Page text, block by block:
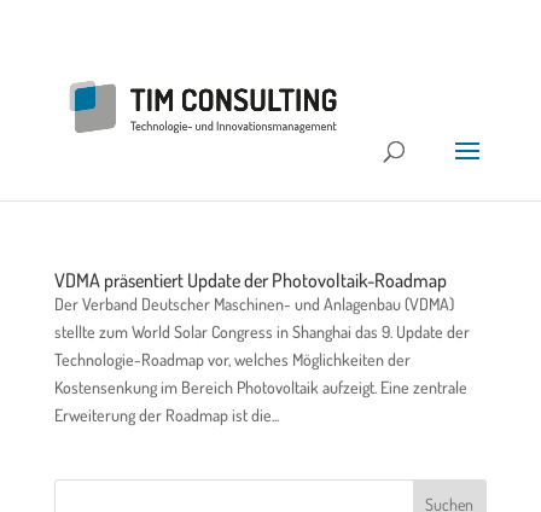
VDMA präsentiert Update der Photovoltaik-Roadmap
Der Verband Deutscher Maschinen- und Anlagenbau (VDMA)
stellte zum World Solar Congress in Shanghai das 9. Update der
Technologie-Roadmap vor, welches Möglichkeiten der
Kostensenkung im Bereich Photovoltaik aufzeigt. Eine zentrale
Erweiterung der Roadmap ist die...